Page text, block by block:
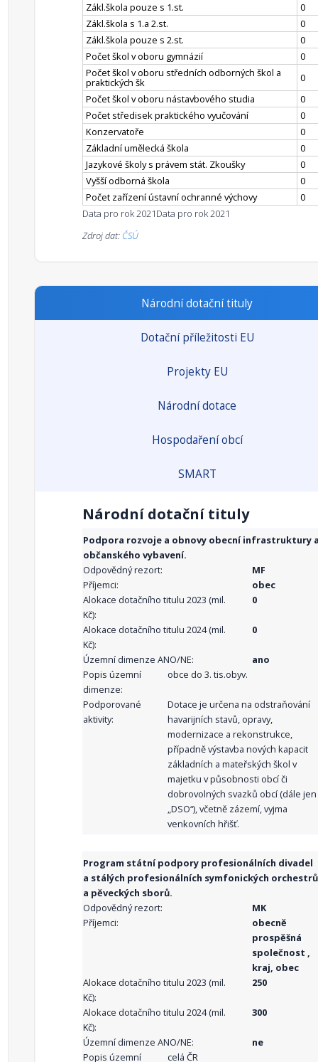
Zákl.škola pouze s 1.st.
0
Zákl.škola s 1.a 2.st.
0
Zákl.škola pouze s 2.st.
0
Počet škol v oboru gymnázií
0
Počet škol v oboru středních odborných škol a
praktických šk
0
Počet škol v oboru nástavbového studia
0
Počet středisek praktického vyučování
0
Konzervatoře
0
Základní umělecká škola
0
Jazykové školy s právem stát. Zkoušky
0
Vyšší odborná škola
0
Počet zařízení ústavní ochranné výchovy
0
Data pro rok 2021Data pro rok 2021
Zdroj dat: ČSÚ
Národní dotační tituly
Dotační příležitosti EU
Projekty EU
Národní dotace
Hospodaření obcí
SMART
Národní dotační tituly
Podpora rozvoje a obnovy obecní infrastruktury
občanského vybavení.
Odpovědný rezort:
MF
Příjemci:
obec
Alokace dotačního titulu 2023 (mil.
Kč):
0
Alokace dotačního titulu 2024 (mil.
Kč):
0
Územní dimenze ANO/NE:
ano
Popis územní
dimenze:
obce do 3. tis.obyv.
Podporované
aktivity:
Dotace je určena na odstraňování
havarijních stavů, opravy,
modernizace a rekonstrukce,
případně výstavba nových kapacit
základních a mateřských škol v
majetku v působnosti obcí či
dobrovolných svazků obcí (dále jen
„DSO“), včetně zázemí, vyjma
venkovních hřišť.
Program státní podpory profesionálních divadel
a stálých profesionálních symfonických orchestrů
a pěveckých sborů.
Odpovědný rezort:
MK
Příjemci:
obecně
prospěšná
společnost ,
kraj, obec
Alokace dotačního titulu 2023 (mil.
Kč):
250
Alokace dotačního titulu 2024 (mil.
Kč):
300
Územní dimenze ANO/NE:
ne
Popis územní
celá ČR